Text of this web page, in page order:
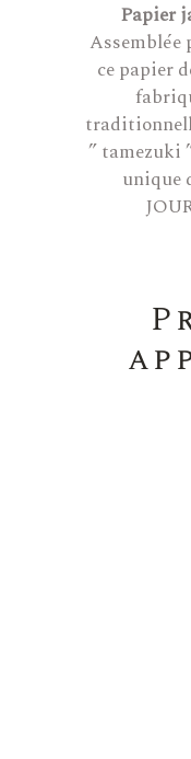
Papier
Assemblée
ce papier
” tamezuki
unique